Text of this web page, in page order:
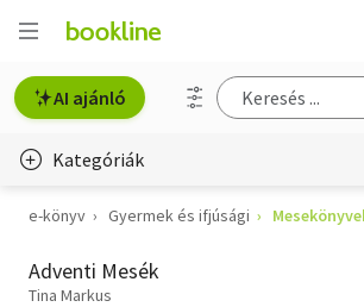
AI ajánló
Kategóriák
Életmód, egészség
Erotika
e-könyv Gyermek és ifjúsági
Adventi Mesék
Tina Markus